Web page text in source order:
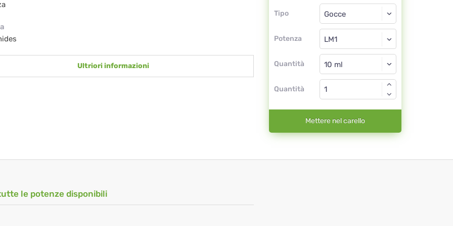
Ultriori informazioni
Tipo
Tipo
Potenza
Gocce
LM1
Quantità
Gocce
Quantità
Mettere nel carello
le potenze disponibili